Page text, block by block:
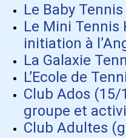
Le Baby
Le Mini Tennis
initiation à
La Galaxie
L’Ecole de
Club Ados
groupe et
Club Adultes